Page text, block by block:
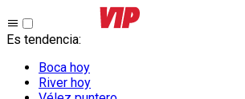
Es tendencia:
Boca hoy
River hoy